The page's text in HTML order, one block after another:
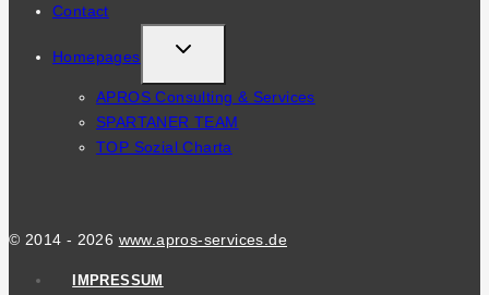
Contact
Homepages
TOGGLE
CHILD
APROS Consulting & Services
SPARTANER TEAM
TOP Sozial Charta
© 2014 - 2026 www.apros-services.de
IMPRESSUM